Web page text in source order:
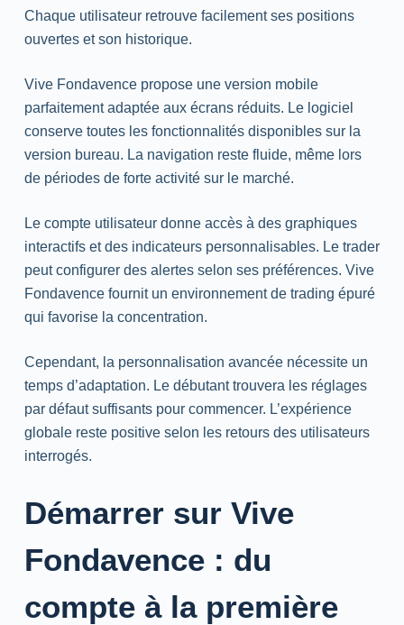
Chaque utilisateur retrouve facilement ses positions
ouvertes et son historique.
Vive Fondavence propose une version mobile
parfaitement adaptée aux écrans réduits. Le logiciel
conserve toutes les fonctionnalités disponibles sur la
version bureau. La navigation reste fluide, même lors
de périodes de forte activité sur le marché.
Le compte utilisateur donne accès à des graphiques
interactifs et des indicateurs personnalisables. Le trader
peut configurer des alertes selon ses préférences. Vive
Fondavence fournit un environnement de trading épuré
qui favorise la concentration.
Cependant, la personnalisation avancée nécessite un
temps d’adaptation. Le débutant trouvera les réglages
par défaut suffisants pour commencer. L’expérience
globale reste positive selon les retours des utilisateurs
interrogés.
Démarrer sur Vive
Fondavence : du
compte à la première